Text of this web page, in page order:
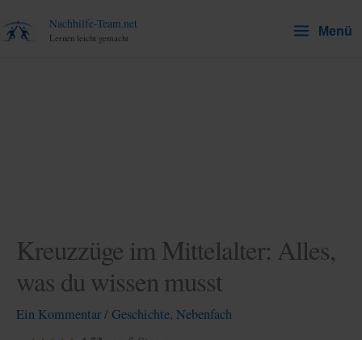
Inhalt
Nachhilfe-Team.net
Lernen leicht gemacht Menü
Kreuzzüge im Mittelalter: Alles,
was du wissen musst
Ein Kommentar/Geschichte, Nebenfach